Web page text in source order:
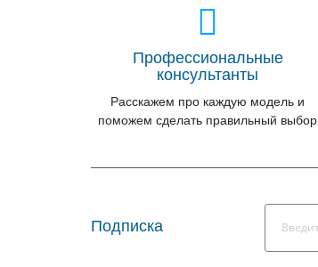
Профессиональные
консультанты
Расскажем про каждую модель и
поможем сделать правильный выбор
Подписка